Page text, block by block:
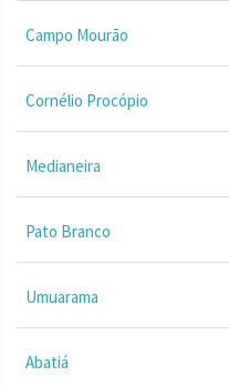
Campo Mourão
Cornélio Procópio
Medianeira
Pato Branco
Umuarama
Abatiá